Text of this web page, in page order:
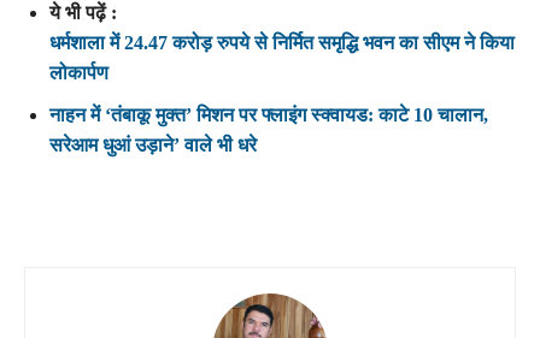
ये भी पढ़ें :
धर्मशाला में 24.47 करोड़ रुपये से निर्मित समृद्धि भवन का सीएम ने किया
लोकार्पण
नाहन में ‘तंबाकू मुक्त’ मिशन पर फ्लाइंग स्क्वायड: काटे 10 चालान,
सरेआम धुआं उड़ाने’ वाले भी धरे